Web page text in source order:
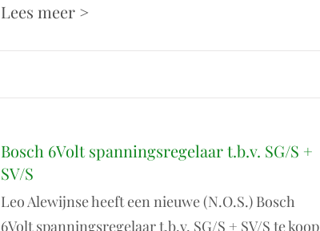
Lees meer >
Bosch 6Volt spanningsregelaar t.b.v. SG/S +
SV/S
Leo Alewijnse heeft een nieuwe (N.O.S.) Bosch
6Volt spanningsregelaar t.b.v. SG/S + SV/S te koop